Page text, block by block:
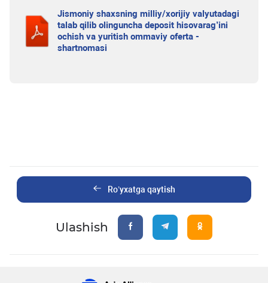
Jismoniy shaxsning milliy/xorijiy valyutadagi
talab qilib olinguncha deposit hisovarag’ini
ochish va yuritish ommaviy oferta -
shartnomasi
Ro’yxatga qaytish
Ulashish